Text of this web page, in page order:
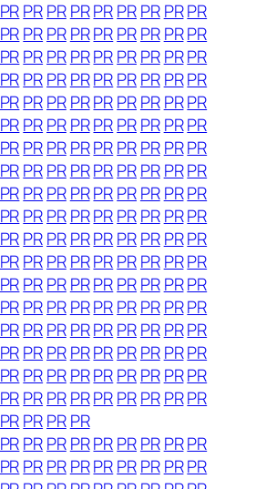
PRPRPRPRPRPRPR PRPR
PRPRPRPRPRPRPR PRPR
PRPRPRPRPRPRPR PRPR
PRPRPRPRPRPRPR PRPR
PRPRPRPRPRPRPR PRPR
PRPRPRPRPRPRPR PRPR
PRPRPRPRPRPRPR PRPR
PRPRPRPRPRPRPR PRPR
PRPRPRPRPRPRPR PRPR
PRPRPRPRPRPRPR PRPR
PRPRPRPRPRPRPR PRPR
PRPRPRPRPRPRPR PRPR
PRPRPRPRPRPRPR PRPR
PRPRPRPRPRPRPR PRPR
PRPRPRPRPRPRPR PRPR
PRPRPRPRPRPRPR PRPR
PRPRPRPRPRPRPR PRPR
PRPRPRPRPRPRPR PRPR
PRPRPRPR
PRPRPRPRPRPRPR PRPR
PRPRPRPRPRPRPR PRPR